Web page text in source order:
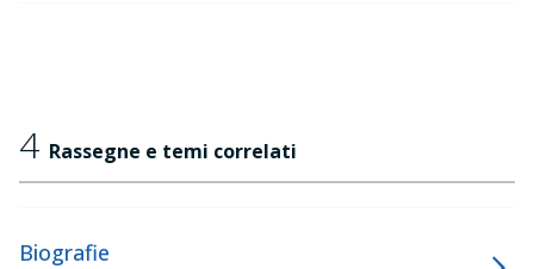
4 Rassegne e temi correlati
Biografie